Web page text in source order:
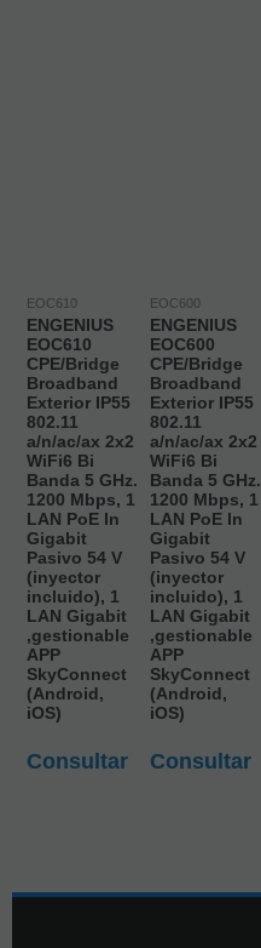
EOC610
ENGENIUS
EOC610
CPE/Bridge
Broadband
Exterior IP55
802.11
a/n/ac/ax 2x2
WiFi6 Bi
Banda 5 GHz.
1200 Mbps, 1
LAN PoE In
Gigabit
Pasivo 54 V
(inyector
incluido), 1
LAN Gigabit
,gestionable
APP
SkyConnect
(Android,
iOS)
Consultar
EOC600
ENGENIUS
EOC600
CPE/Bridge
Broadband
Exterior IP55
802.11
a/n/ac/ax 2x2
WiFi6 Bi
Banda 5 GHz.
1200 Mbps, 1
LAN PoE In
Gigabit
Pasivo 54 V
(inyector
incluido), 1
LAN Gigabit
,gestionable
APP
SkyConnect
(Android,
iOS)
Consultar